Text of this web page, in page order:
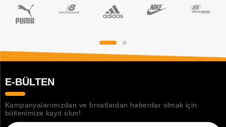
E-BÜLTEN
Kampanyalarımızdan ve fırsatlardan haberdar olmak için
bültenimize kayıt olun!